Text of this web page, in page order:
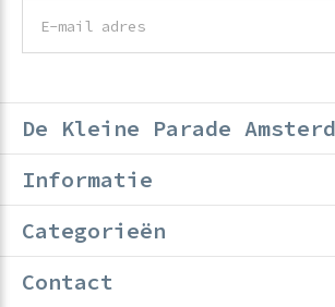
De Kleine Parade
Informatie
Categorieën
Contact